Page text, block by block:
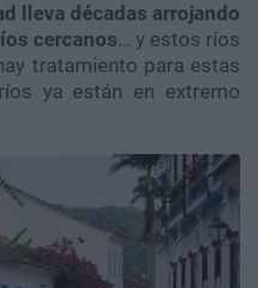
lleva décadas arrojando
cercanos… y estos ríos
tratamiento para estas
ya están en extremo